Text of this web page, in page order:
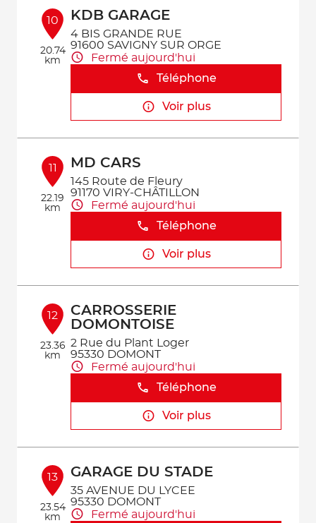
10
20.74
km
KDB GARAGE
4 BIS GRANDE RUE
91600 SAVIGNY SUR ORGE
Fermé aujourd'hui
Téléphone
Voir plus
11
22.19
km
MD CARS
145 Route de Fleury
91170 VIRY-CHÂTILLON
Fermé aujourd'hui
Téléphone
Voir plus
12
23.36
km
CARROSSERIE
DOMONTOISE
2 Rue du Plant Loger
95330 DOMONT
Fermé aujourd'hui
Téléphone
Voir plus
13
23.54
km
GARAGE DU STADE
35 AVENUE DU LYCEE
95330 DOMONT
Fermé aujourd'hui